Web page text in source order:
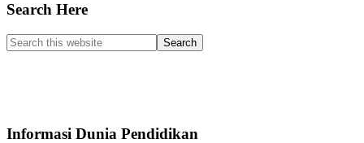
Search Here
Search
this
Informasi Dunia Pendidikan